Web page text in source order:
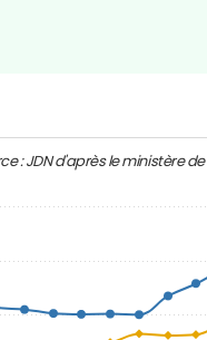
: JDN d'après le ministère de